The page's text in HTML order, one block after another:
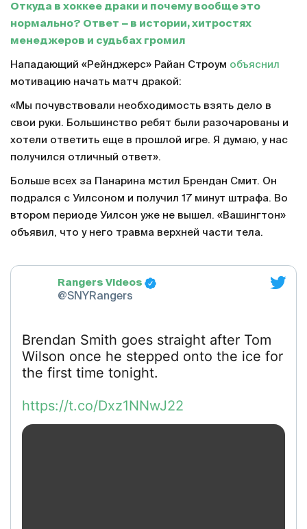
Откуда в хоккее драки и почему вообще это
нормально? Ответ − в истории, хитростях
менеджеров и судьбах громил
Нападающий «Рейнджерс» Райан Строум объяснил
мотивацию начать матч дракой:
«Мы почувствовали необходимость взять дело в
свои руки. Большинство ребят были разочарованы и
хотели ответить еще в прошлой игре. Я думаю, у нас
получился отличный ответ».
Больше всех за Панарина мстил Брендан Смит. Он
подрался с Уилсоном и получил 17 минут штрафа. Во
втором периоде Уилсон уже не вышел. «Вашингтон»
объявил, что у него травма верхней части тела.
Rangers Videos
@SNYRangers
Brendan Smith goes straight after Tom
Wilson once he stepped onto the ice for
the first time tonight.
https://t.co/Dxz1NNwJ22